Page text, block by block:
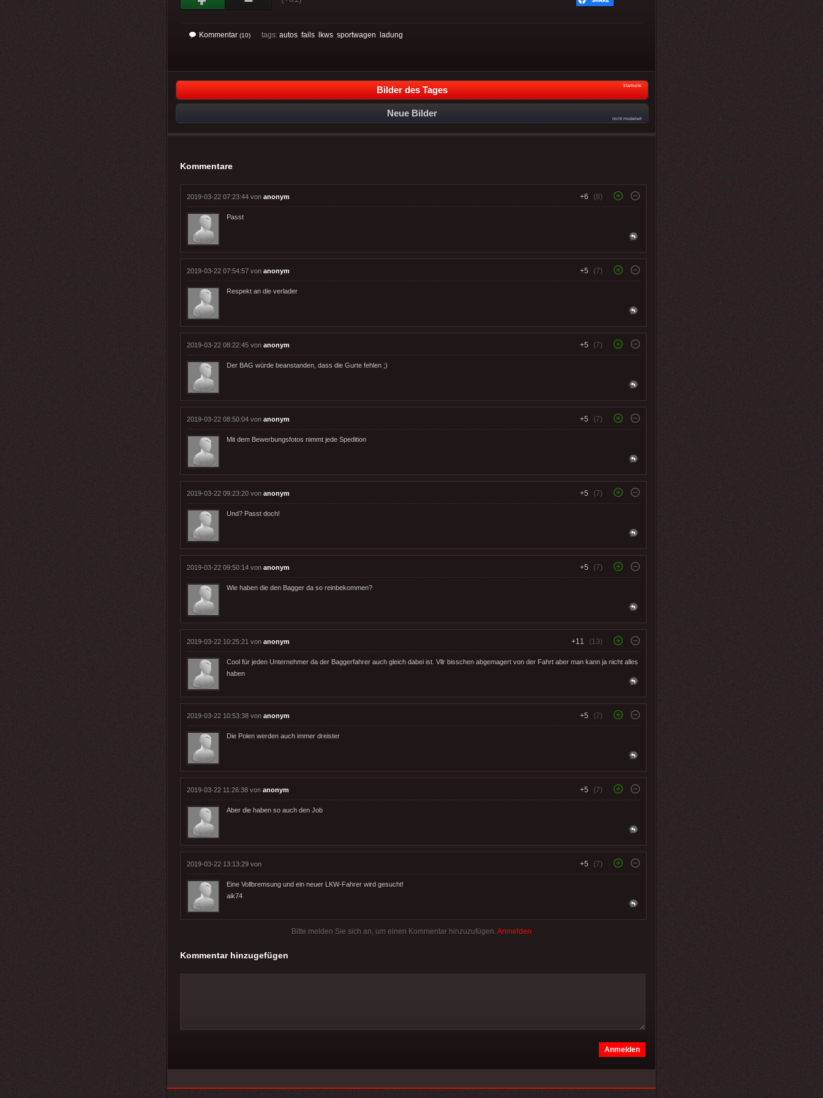
Kommentar (10) tags: autos fails lkws sportwagen ladung
Bilder des Tages Startseite
Neue Bilder
nicht moderiert
Kommentare
2019-03-22 07:23:44 von anonym +6 (8)
Passt
2019-03-22 07:54:57 von anonym +5 (7)
Respekt an die verlader
2019-03-22 08:22:45 von anonym +5 (7)
Der BAG würde beanstanden, dass die Gurte fehlen ;)
2019-03-22 08:50:04 von anonym +5 (7)
Mit dem Bewerbungsfotos nimmt jede Spedition
2019-03-22 09:23:20 von anonym +5 (7)
Und? Passt doch!
2019-03-22 09:50:14 von anonym +5 (7)
Wie haben die den Bagger da so reinbekommen?
2019-03-22 10:25:21 von anonym +11 (13)
Cool für jeden Unternehmer da der Baggerfahrer auch gleich dabei ist. Vllr bisschen abgemagert von der Fahrt aber man kann ja nicht alles
haben
2019-03-22 10:53:38 von anonym +5 (7)
Die Polen werden auch immer dreister
2019-03-22 11:26:38 von anonym +5 (7)
Aber die haben so auch den Job
2019-03-22 13:13:29 von +5 (7)
Eine Vollbremsung und ein neuer LKW-Fahrer wird gesucht!
aik74
Bitte melden Sie sich an, um einen Kommentar hinzuzufügen. Anmelden
Kommentar hinzugefügen